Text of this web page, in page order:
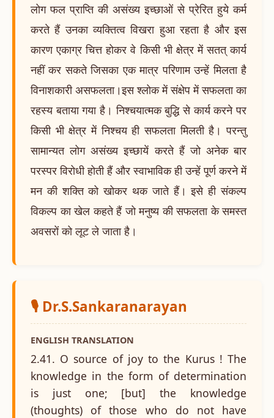
लोग फल प्राप्ति की असंख्य इच्छाओं से प्रेरित हुये कर्म
करते हैं उनका व्यक्तित्व विखरा हुआ रहता है और इस
कारण एकाग्र चित्त होकर वे किसी भी क्षेत्र में सतत् कार्य
नहीं कर सकते जिसका एक मात्र परिणाम उन्हें मिलता है
विनाशकारी असफलता।इस श्लोक में संक्षेप में सफलता का
रहस्य बताया गया है। निश्चयात्मक बुद्धि से कार्य करने पर
किसी भी क्षेत्र में निश्चय ही सफलता मिलती है। परन्तु
सामान्यत लोग असंख्य इच्छायें करते हैं जो अनेक बार
परस्पर विरोधी होती हैं और स्वाभाविक ही उन्हें पूर्ण करने में
मन की शक्ति को खोकर थक जाते हैं। इसे ही संकल्प
विकल्प का खेल कहते हैं जो मनुष्य की सफलता के समस्त
अवसरों को लूट ले जाता है।
🎙️ Dr.S.Sankaranarayan
ENGLISH TRANSLATION
2.41. O source of joy to the Kurus ! The
knowledge in the form of determination
is just one; [but] the knowledge
(thoughts) of those who do not have